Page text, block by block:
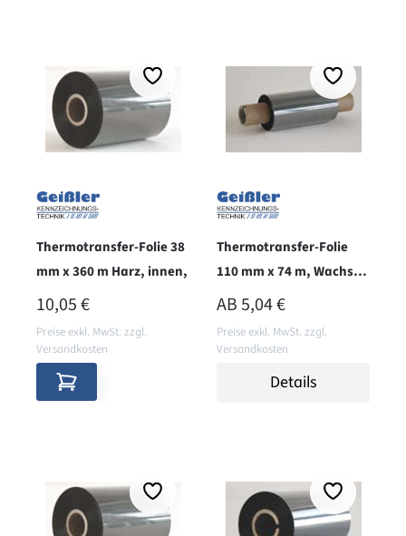
Thermotransfer-Folie 38
mm x 360 m Harz, innen,
REGULÄRER PREIS:
10,05 €
Preise exkl. MwSt. zzgl.
Versandkosten
Thermotransfer-Folie
110 mm x 74 m, Wachs+,
aussen, BRILLIANT
REGULÄRER PREIS:
AB5,04 €
Preise exkl. MwSt. zzgl.
Versandkosten
Details